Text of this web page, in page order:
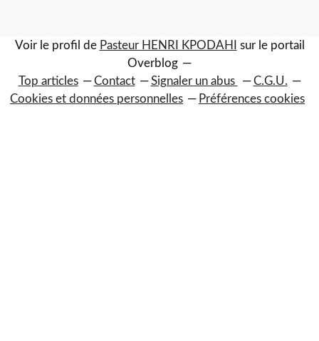
Voir le profil de Pasteur HENRI KPODAHI
sur le portail
Overblog
Top articles
Contact Signaler un abus
C.G.U.
Cookies et données personnelles
Préférences cookies